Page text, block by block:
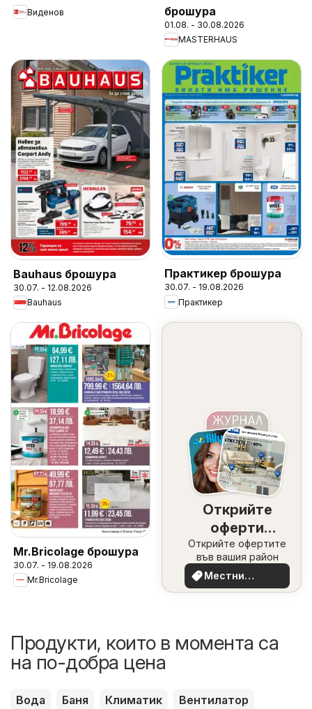
Виденов
брошура
01.08. - 30.08.2026
MASTERHAUS
Bauhaus брошура
30.07. - 12.08.2026
Bauhaus
Практикер брошура
30.07. - 19.08.2026
Практикер
Mr.Bricolage брошура
30.07. - 19.08.2026
Mr.Bricolage
Открийте
оферти
наблизо
Открийте офертите
във вашия район
Местни
оферти
Продукти, които в момента са
на по-добра цена
Вода Баня Климатик
Вентилатор